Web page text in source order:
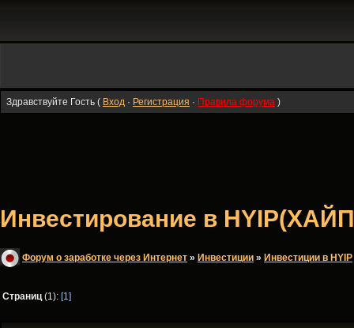
Здравствуйте Гость ( Вход · Регистрация · Правила форума )
Инвестирование в
Форум о заработке через Интернет » Инвестиции » Инвестиции в HYIP
Страниц(1): [1]